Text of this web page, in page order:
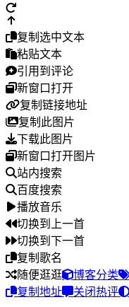
复制选中文本
粘贴文本
引用到评论
新窗口打开
复制链接地址
复制此图片
下载此图片
新窗口打开图片
站内搜索
百度搜索
播放音乐
切换到上一首
切换到下一首
复制歌名
随便逛逛
博客分类
复制地址
关闭热评